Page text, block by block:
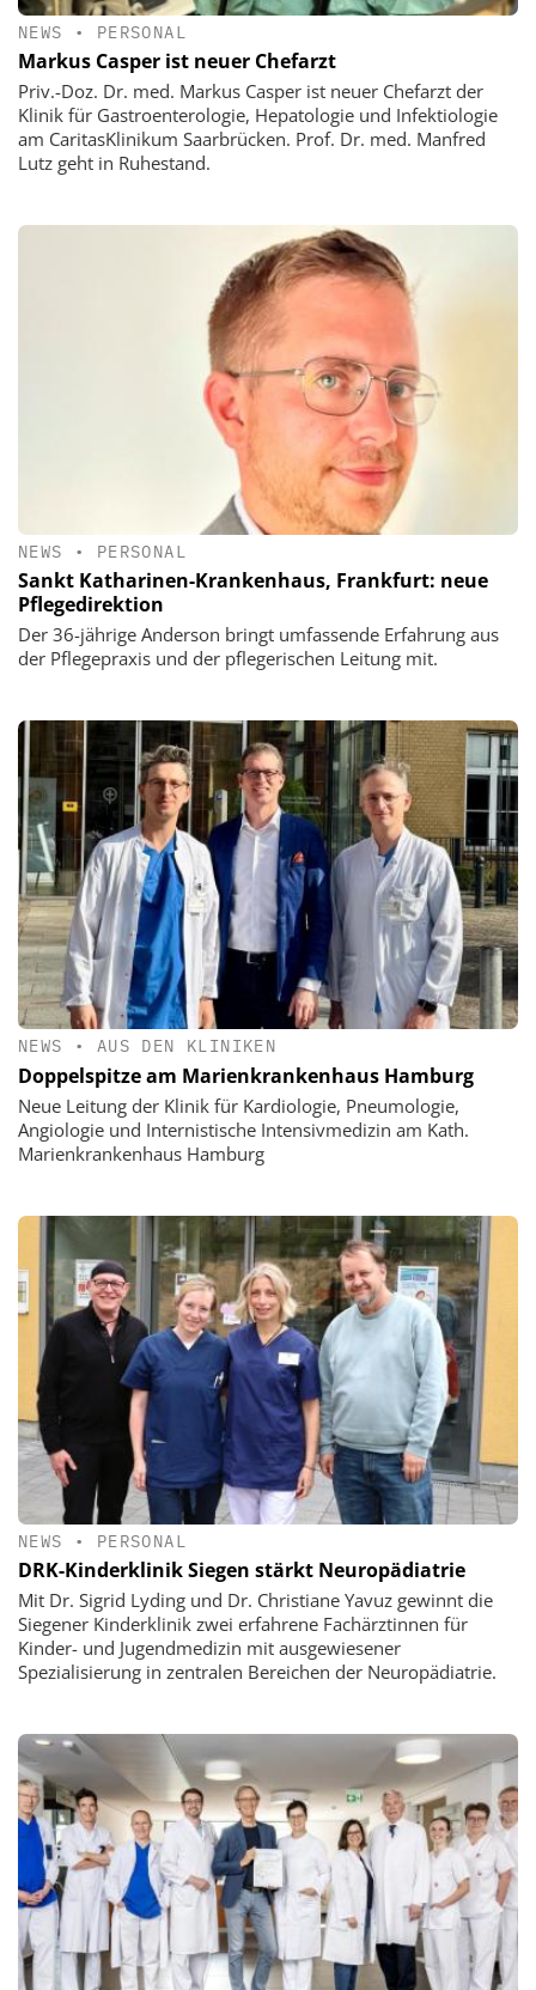
NEWS • PERSONAL
Markus Casper ist neuer Chefarzt
Priv.-Doz. Dr. med. Markus Casper ist neuer Chefarzt der
Klinik für Gastroenterologie, Hepatologie und Infektiologie
am CaritasKlinikum Saarbrücken. Prof. Dr. med. Manfred
Lutz geht in Ruhestand.
NEWS • PERSONAL
Sankt Katharinen-Krankenhaus, Frankfurt: neue
Pflegedirektion
Der 36-jährige Anderson bringt umfassende Erfahrung aus
der Pflegepraxis und der pflegerischen Leitung mit.
NEWS • AUS DEN KLINIKEN
Doppelspitze am Marienkrankenhaus Hamburg
Neue Leitung der Klinik für Kardiologie, Pneumologie,
Angiologie und Internistische Intensivmedizin am Kath.
Marienkrankenhaus Hamburg
NEWS • PERSONAL
DRK-Kinderklinik Siegen stärkt Neuropädiatrie
Mit Dr. Sigrid Lyding und Dr. Christiane Yavuz gewinnt die
Siegener Kinderklinik zwei erfahrene Fachärztinnen für
Kinder- und Jugendmedizin mit ausgewiesener
Spezialisierung in zentralen Bereichen der Neuropädiatrie.